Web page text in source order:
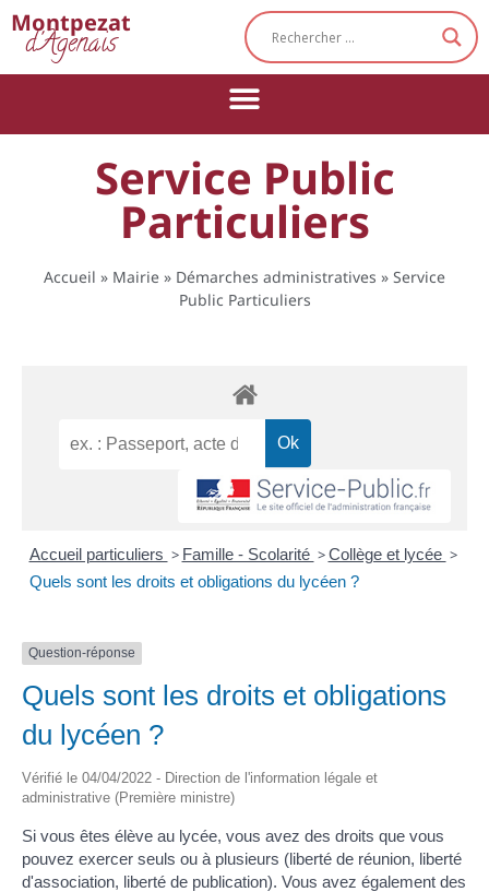
Montpezat
d'Agenais
Service Public
Particuliers
Accueil » Mairie » Démarches administratives » Service
Public Particuliers
Accueil particuliers > Famille - Scolarité > Collège et lycée >
Quels sont les droits et obligations du lycéen ?
Question-réponse
Quels sont les droits et obligations
du lycéen ?
Vérifié le 04/04/2022 - Direction de l'information légale et
administrative (Première ministre)
Si vous êtes élève au lycée, vous avez des droits que vous
pouvez exercer seuls ou à plusieurs (liberté de réunion, liberté
d'association, liberté de publication). Vous avez également des
Cookies management panel